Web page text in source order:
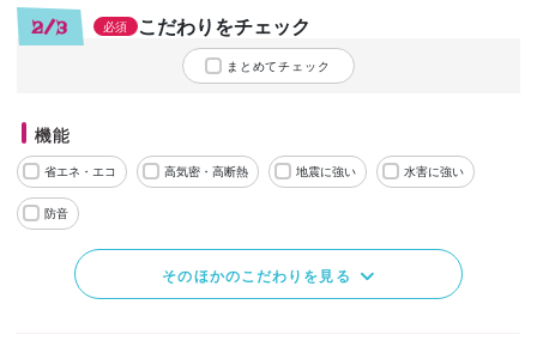
2/3 必須 こだわりをチェック
まとめてチェック
機能
省エネ・エコ 高気密・高断熱 地震に強い 水害に強い
防音
そのほかのこだわりを見る